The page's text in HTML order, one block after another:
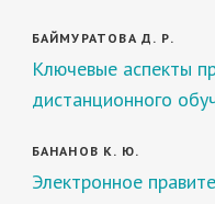
БАЙМУРАТОВА Д. Р.
Ключевые аспекты
дистанционного
БАНАНОВ К. Ю.
Электронное